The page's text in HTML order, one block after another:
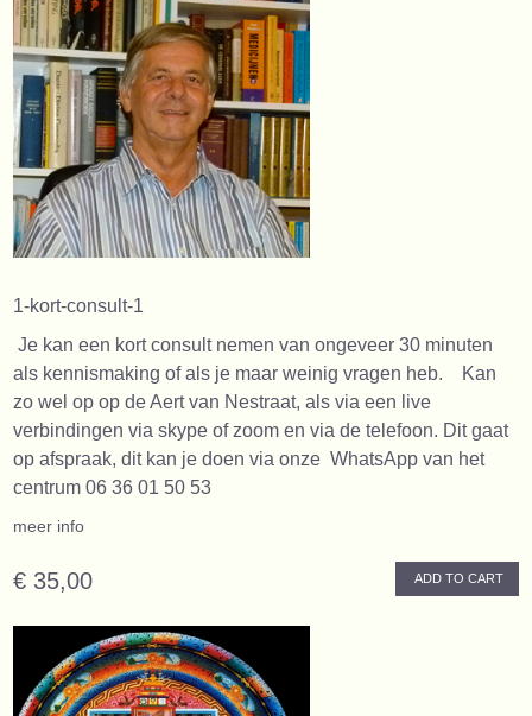
1-kort-consult-1
Je kan een kort consult nemen van ongeveer 30 minuten
als kennismaking of als je maar weinig vragen heb. Kan
zo wel op op de Aert van Nestraat, als via een live
verbindingen via skype of zoom en via de telefoon. Dit gaat
op afspraak, dit kan je doen via onze WhatsApp van het
centrum 06 36 01 50 53
meer info
€ 35,00 ADD TO CART